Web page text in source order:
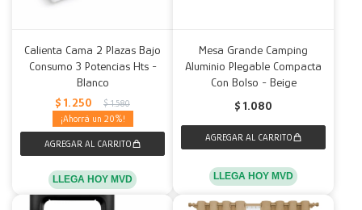
Calienta Cama 2 Plazas Bajo
Consumo 3 Potencias Hts -
Blanco
$ 1.250 $ 1.580
20
LLEGA HOY MVD
Mesa Grande Camping
Aluminio Plegable Compacta
Con Bolso - Beige
$ 1.080
LLEGA HOY MVD